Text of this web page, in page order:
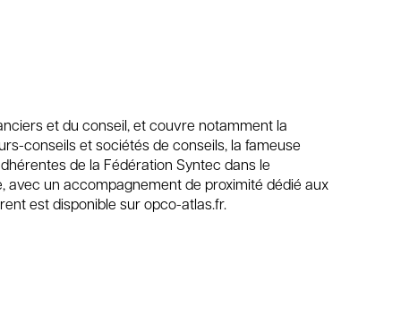
et du conseil, et couvre notamment la
conseils et sociétés de conseils, la fameuse
de la Fédération Syntec dans le
avec un accompagnement de proximité dédié aux
est disponible sur opco-atlas.fr.